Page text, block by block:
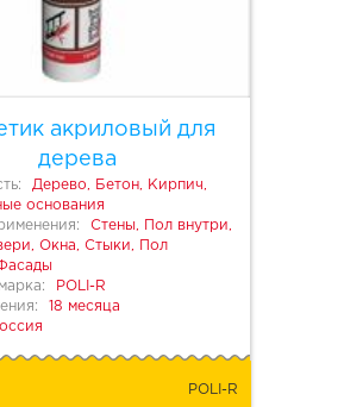
акриловый для
дерева
Дерево, Бетон, Кирпич,
основания
Стены, Пол внутри,
Окна, Стыки, Пол
POLI-R
18 месяца
POLI-R